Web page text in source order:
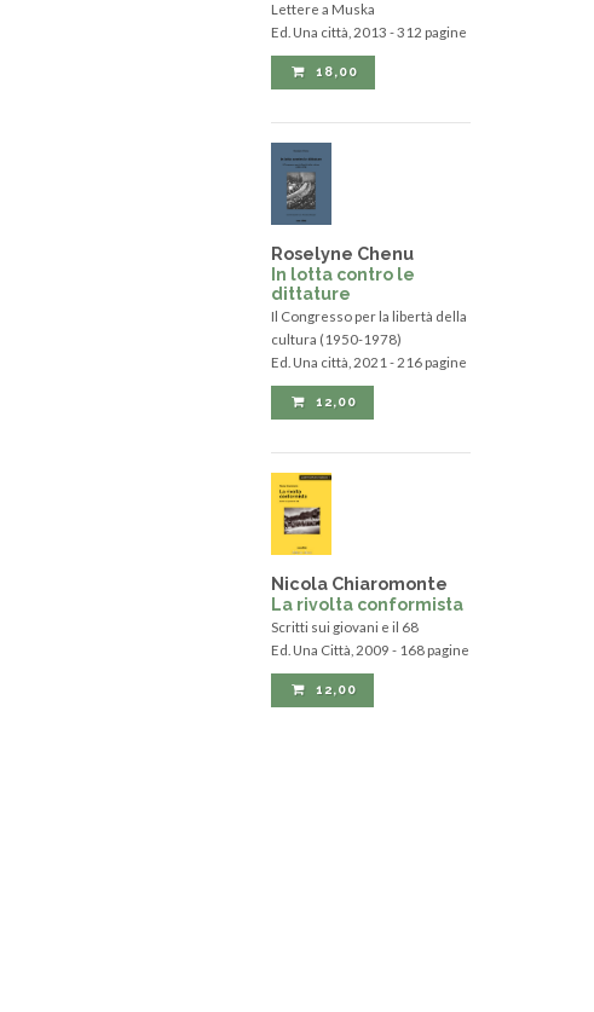
Lettere a Muska
Ed. Una città, 2013 - 312 pagine
18,00
Roselyne Chenu
In lotta contro le
dittature
Il Congresso per la libertà della
cultura (1950-1978)
Ed. Una città, 2021 - 216 pagine
12,00
Nicola Chiaromonte
La rivolta conformista
Scritti sui giovani e il 68
Ed. Una Città, 2009 - 168 pagine
12,00